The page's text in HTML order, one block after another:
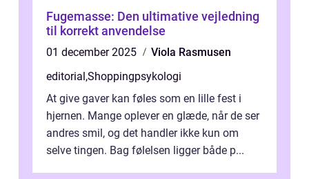
Fugemasse: Den ultimative vejledning
til korrekt anvendelse
01 december 2025
Viola Rasmusen
editorial ,Shoppingpsykologi
At give gaver kan føles som en lille fest i
hjernen. Mange oplever en glæde, når de ser
andres smil, og det handler ikke kun om
selve tingen. Bag følelsen ligger både p...